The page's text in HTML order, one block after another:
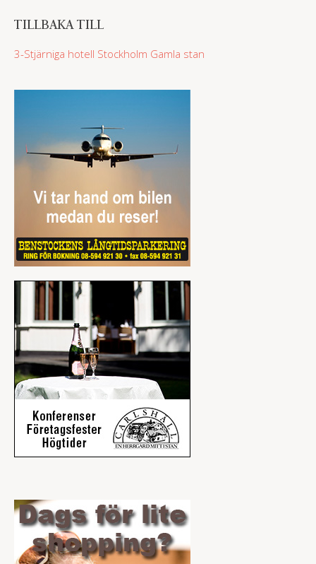
TILLBAKA TILL
3-Stjärniga hotell Stockholm Gamla stan